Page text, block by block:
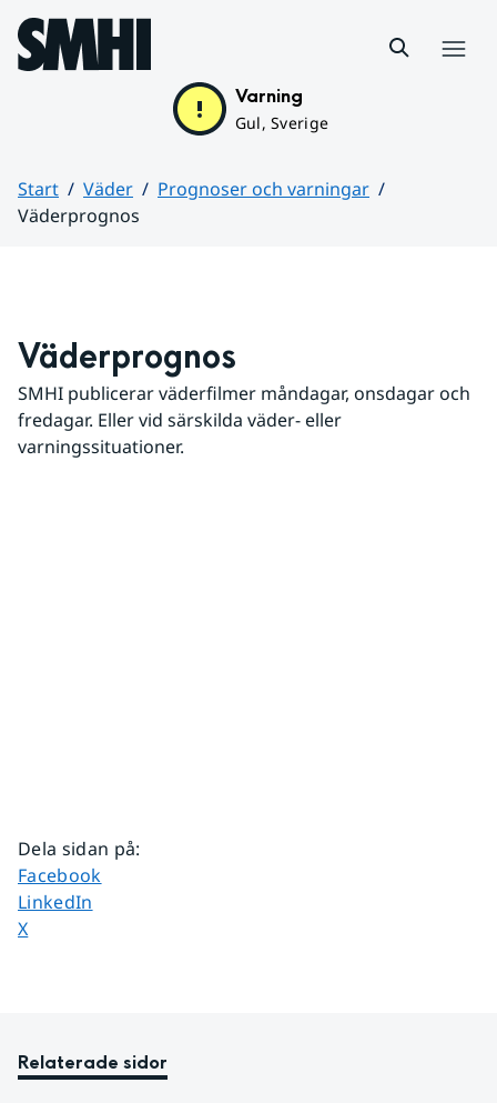
Hoppa till sidans innehåll
Varning
Gul, Sverige
Start Väder
Prognoser och varningar
Väderprognos
Väderprognos
SMHI publicerar väderfilmer måndagar, onsdagar och
fredagar. Eller vid särskilda väder- eller
varningssituationer.
Dela sidan på:
Dela sidan på
Facebook
Dela sidan på
LinkedIn
Dela sidan på
X
Relaterade sidor